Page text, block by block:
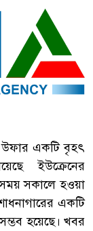
উফার একটি বৃহৎ
ইউক্রেনের
সময় সকালে হওয়া
একটি
হয়েছে। খবর